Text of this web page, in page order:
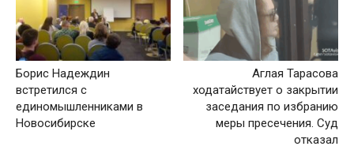
Борис Надеждин
встретился с
единомышленниками в
Новосибирске
Аглая Тарасова
ходатайствует о закрытии
заседания по избранию
меры пресечения. Суд
отказал